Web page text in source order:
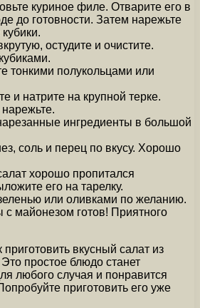
куриное филе. Отварите его в
до готовности. Затем нарежьте
остудите и очистите.
тонкими полукольцами или
и натрите на крупной терке.
ингредиенты в большой
соль и перец по вкусу. Хорошо
хорошо пропитался
его на тарелку.
или оливками по желанию.
с майонезом готов! Приятного
вкусный салат из
простое блюдо станет
любого случая и понравится
приготовить его уже